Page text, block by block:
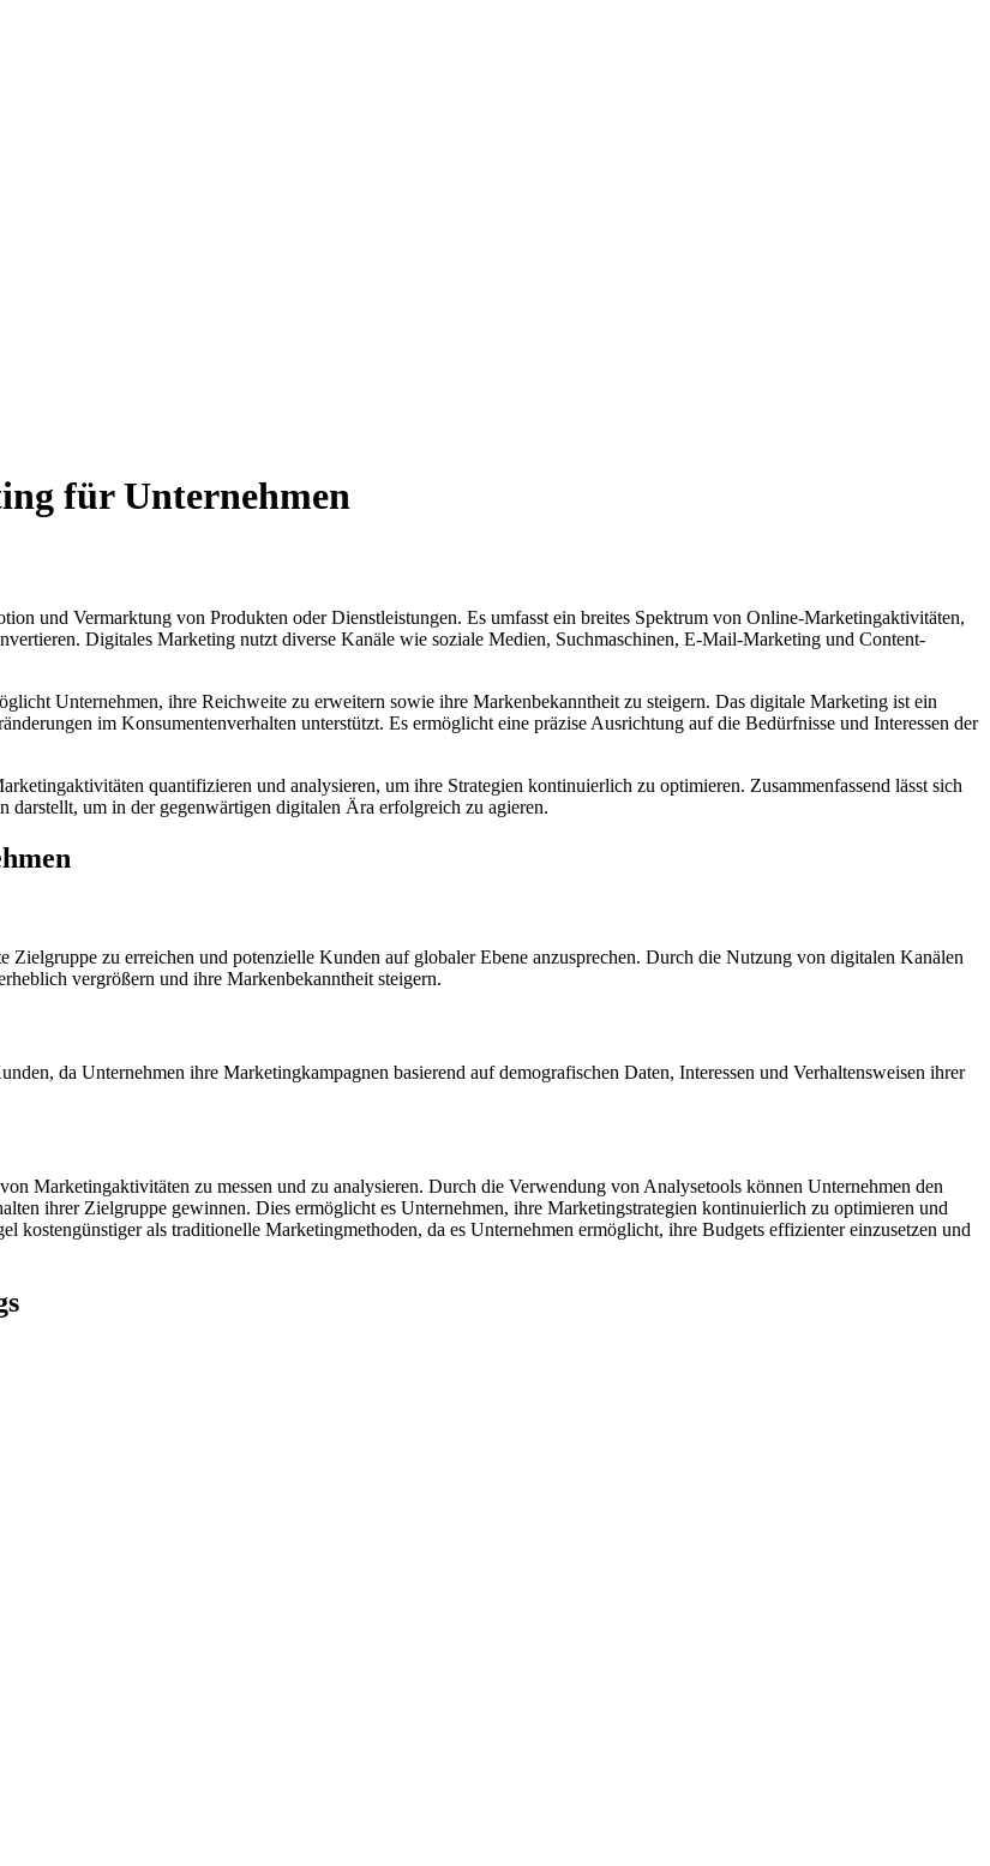
für Unternehmen
und Vermarktung von Produkten oder Dienstleistungen. Es umfasst ein breites Spektrum von Online-Marketingaktivitäten,
Digitales Marketing nutzt diverse Kanäle wie soziale Medien, Suchmaschinen, E-Mail-Marketing und Content-
Unternehmen, ihre Reichweite zu erweitern sowie ihre Markenbekanntheit zu steigern. Das digitale Marketing ist ein
im Konsumentenverhalten unterstützt. Es ermöglicht eine präzise Ausrichtung auf die Bedürfnisse und Interessen der
quantifizieren und analysieren, um ihre Strategien kontinuierlich zu optimieren. Zusammenfassend lässt sich
darstellt, um in der gegenwärtigen digitalen Ära erfolgreich zu agieren.
zu erreichen und potenzielle Kunden auf globaler Ebene anzusprechen. Durch die Nutzung von digitalen Kanälen
vergrößern und ihre Markenbekanntheit steigern.
da Unternehmen ihre Marketingkampagnen basierend auf demografischen Daten, Interessen und Verhaltensweisen ihrer
Marketingaktivitäten zu messen und zu analysieren. Durch die Verwendung von Analysetools können Unternehmen den
ihrer Zielgruppe gewinnen. Dies ermöglicht es Unternehmen, ihre Marketingstrategien kontinuierlich zu optimieren und
als traditionelle Marketingmethoden, da es Unternehmen ermöglicht, ihre Budgets effizienter einzusetzen und